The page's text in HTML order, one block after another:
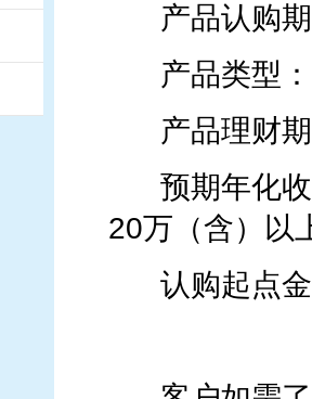
产品认购期
产品类型：
产品理财期
预期年化收
20万（含）以
认购起点金